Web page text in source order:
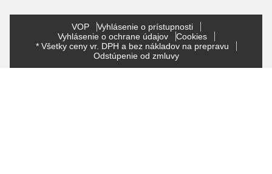
VOP
Vyhlásenie o prístupnosti
Vyhlásenie o ochrane údajov
Cookies
* Všetky ceny vr. DPH a bez nákladov na prepravu
Odstúpenie od zmluvy